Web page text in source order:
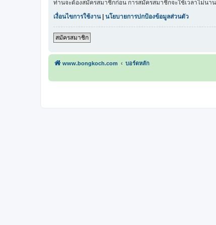
ท่านจะต้องสมัครสมาชิกก่อน การสมัครสมาชิกจะใช้เวลาไม่น
เงื่อนไขการใช้งาน| นโยบายการปกป้องข้อมูลส่วนตัว
สมัครสมาชิก
www.bongkoch.com บอร์ดหลัก